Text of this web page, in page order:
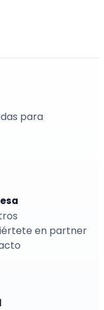
para
en partner